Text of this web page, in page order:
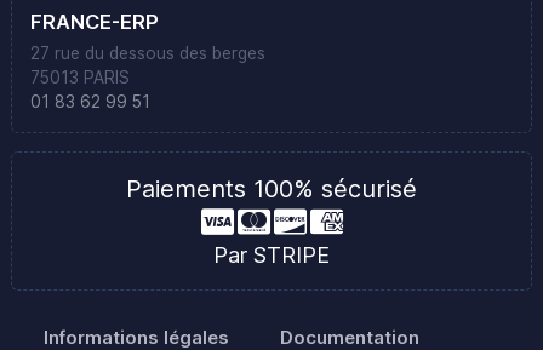
FRANCE-ERP
27 rue du dessous des berges
75013 PARIS
01 83 62 99 51
Paiements 100% sécurisé
Par STRIPE
Informations légales Documentation